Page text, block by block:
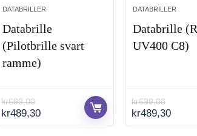
DATABRILLER
Databrille
(Pilotbrille svart
ramme)
kr699,00
Opprinnelig
pris
kr489,30Nåværende
pris
DATABRILLER
Databrille
UV400 C8)
kr699,00
Opprinnelig
pris
kr489,30
pris